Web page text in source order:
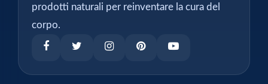
prodotti naturali per reinventare la cura del
corpo.